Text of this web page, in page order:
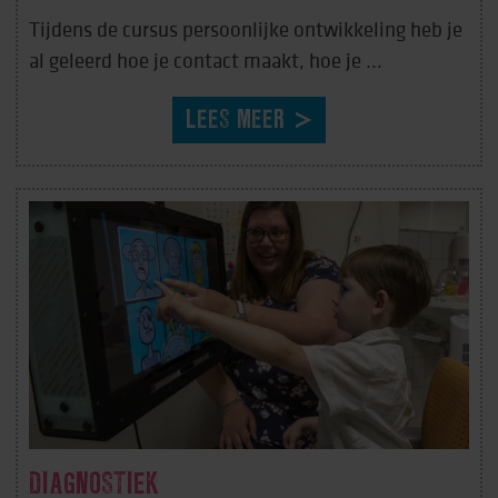
Tijdens de cursus persoonlijke ontwikkeling heb je
al geleerd hoe je contact maakt, hoe je ...
LEES MEER
DIAGNOSTIEK